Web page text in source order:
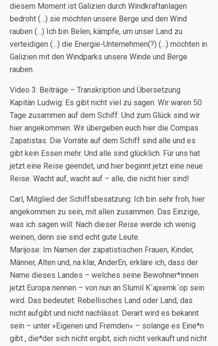
diesem Moment ist Galizien durch Windkraftanlagen
bedroht (…) sie möchten unsere Berge und den Wind
rauben (…) Ich bin Belen, kämpfe, um unser Land zu
verteidigen (…) die Energie-Unternehmen(?) (…) möchten in
Galizien mit den Windparks unsere Winde und Berge
rauben.
Video 3: Beiträge – Transkription und Übersetzung
Kapitän Ludwig: Es gibt nicht viel zu sagen. Wir waren 50
Tage zusammen auf dem Schiff. Und zum Glück sind wir
hier angekommen. Wir übergeben euch hier die Compas
Zapatistas. Die Vorräte auf dem Schiff sind alle und es
gibt kein Essen mehr. Und alle sind glücklich. Für uns hat
jetzt eine Reise geendet, und hier beginnt jetzt eine neue
Reise. Wacht auf, wacht auf – alle, die nicht hier sind!
Carl, Mitglied der Schiffsbesatzung: Ich bin sehr froh, hier
angekommen zu sein, mit allen zusammen. Das Einzige,
was ich sagen will: Nach dieser Reise werde ich wenig
weinen, denn sie sind echt gute Leute.
Marijose: Im Namen der zapatistischen Frauen, Kinder,
Männer, Alten und, na klar, AnderEn, erkläre ich, dass der
Name dieses Landes – welches seine Bewohner*innen
jetzt Europa nennen – von nun an Slumil K´ajxemk´op sein
wird. Das bedeutet: Rebellisches Land oder Land, das
nicht aufgibt und nicht nachlässt. Derart wird es bekannt
sein – unter »Eigenen und Fremden« – solange es Eine*n
gibt , die*der sich nicht ergibt, sich nicht verkauft und nicht